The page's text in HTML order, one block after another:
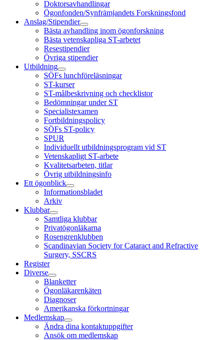
Doktorsavhandlingar
Ögonfonden/Synfrämjandets Forskningsfond
Anslag/Stipendier
Bästa avhandling inom ögonforskning
Bästa vetenskapliga ST-arbetet
Resestipendier
Övriga stipendier
Utbildning
SÖFs lunchföreläsningar
ST-kurser
ST-målbeskrivning och checklistor
Bedömningar under ST
Specialistexamen
Fortbildningspolicy
SÖFs ST-policy
SPUR
Individuellt utbildningsprogram vid ST
Vetenskapligt ST-arbete
Kvalitetsarbeten, titlar
Övrig utbildningsinfo
Ett ögonblick
Informationsbladet
Arkiv
Klubbar
Samtliga klubbar
Privatögonläkarna
Rosengrenklubben
Scandinavian Society for Cataract and Refractive
Surgery, SSCRS
Register
Diverse
Blanketter
Ögonläkarenkäten
Diagnoser
Amerikanska förkortningar
Medlemskap
Ändra dina kontaktuppgifter
Ansök om medlemskap